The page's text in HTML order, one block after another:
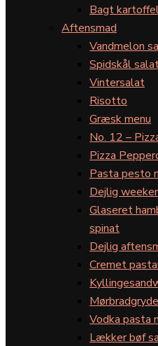
Bagt
Aftensmad
Vandmelon
Spidskål
Vintersalat
Risotto
Græsk menu
No. 12 –
Pizza
Pasta pesto
Dejlig
Glaseret
spinat
Dejlig
Cremet
Vodka pasta
Lækker bøf